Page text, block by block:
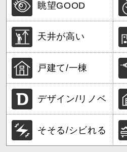
眺望GOOD
天井が高い
戸建て/一棟
デザイン/リノベ
そそる/シビれる